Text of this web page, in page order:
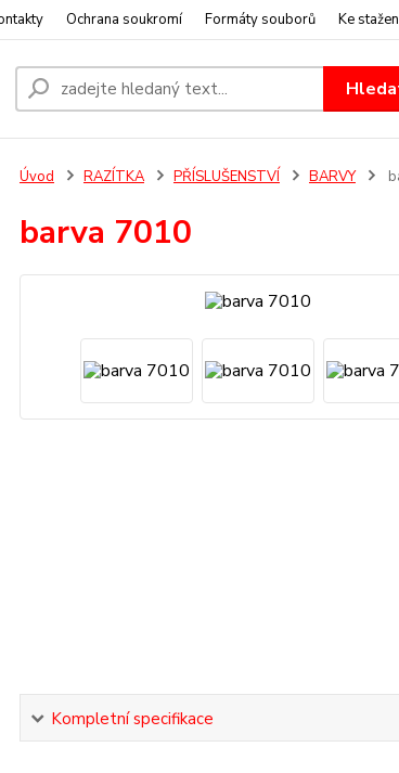
Ochrana soukromí Formáty souborů Ke
Úvod RAZÍTKA PŘÍSLUŠENSTVÍ BARVY
barva 7010
Kompletní specifikace